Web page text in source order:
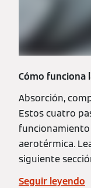
Cómo funciona
Absorción,
Estos cuatro
aerotérmica.
siguiente
Seguir leyendo